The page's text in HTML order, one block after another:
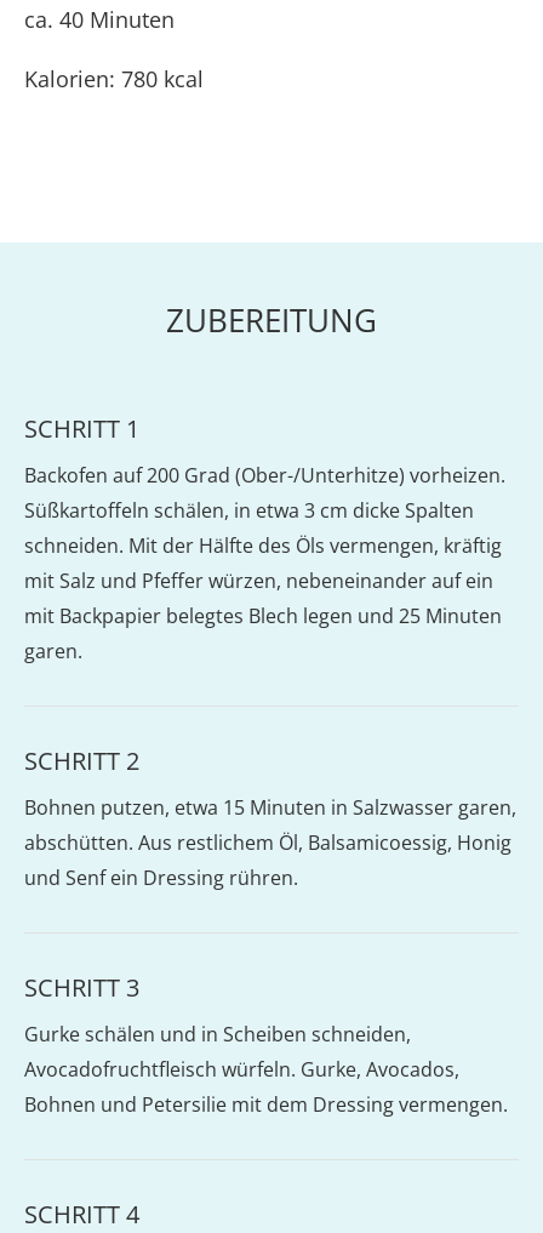
ca. 40 Minuten
Kalorien: 780 kcal
ZUBEREITUNG
SCHRITT 1
Backofen auf 200 Grad (Ober-/Unterhitze) vorheizen.
Süßkartoffeln schälen, in etwa 3 cm dicke Spalten
schneiden. Mit der Hälfte des Öls vermengen, kräftig
mit Salz und Pfeffer würzen, nebeneinander auf ein
mit Backpapier belegtes Blech legen und 25 Minuten
garen.
SCHRITT 2
Bohnen putzen, etwa 15 Minuten in Salzwasser garen,
abschütten. Aus restlichem Öl, Balsamicoessig, Honig
und Senf ein Dressing rühren.
SCHRITT 3
Gurke schälen und in Scheiben schneiden,
Avocadofruchtfleisch würfeln. Gurke, Avocados,
Bohnen und Petersilie mit dem Dressing vermengen.
SCHRITT 4